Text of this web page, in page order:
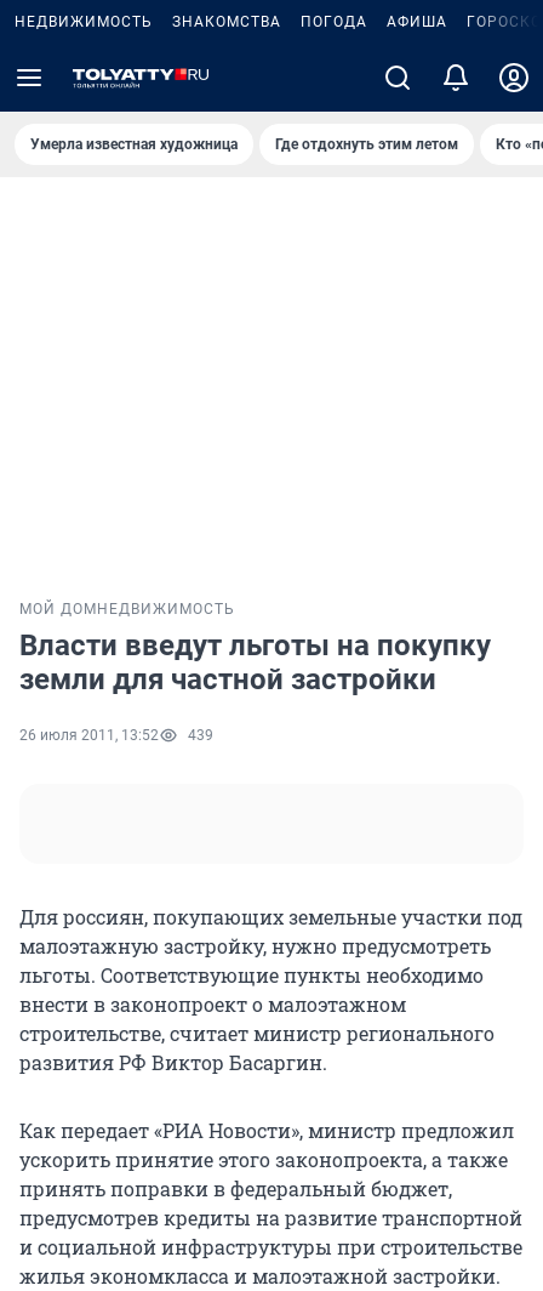
НЕДВИЖИМОСТЬ ЗНАКОМСТВА ПОГОДА АФИША
Умерла известная художница Где отдохнуть этим летом Кто
МОЙ ДОМ НЕДВИЖИМОСТЬ
Власти введут льготы на покупку
земли для частной застройки
26 июля 2011, 13:52 439
Для россиян, покупающих земельные участки под
малоэтажную застройку, нужно предусмотреть
льготы. Соответствующие пункты необходимо
внести в законопроект о малоэтажном
строительстве, считает министр регионального
развития РФ Виктор Басаргин.
Как передает «РИА Новости», министр предложил
ускорить принятие этого законопроекта, а также
принять поправки в федеральный бюджет,
предусмотрев кредиты на развитие транспортной
и социальной инфраструктуры при строительстве
жилья экономкласса и малоэтажной застройки.